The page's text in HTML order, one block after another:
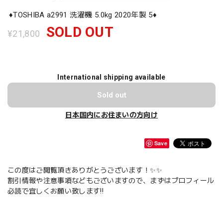
♦️TOSHIBA a2991 洗濯機 5.0kg 2020年製 5♦️
¥21,800 SOLD OUT
International shipping available
Sold out
日本国内にお住まいの方向け
Save
この度はご閲覧頂きありがとうございます！✨✨
割引情報や注意事項などもございますので、まずはプロフィール
必読で宜しくお願い致します‼️